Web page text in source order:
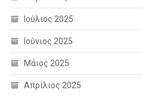
Ιούλιος 2025
Ιούνιος 2025
Μάιος 2025
Απρίλιος 2025